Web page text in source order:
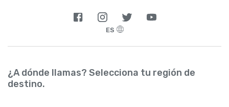
ES
¿A dónde llamas? Selecciona tu región de
destino.